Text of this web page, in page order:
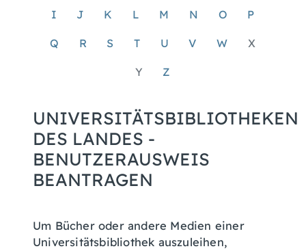
I J K L M N O P
Q R S T U V W X
Y Z
UNIVERSITÄTSBIBLIOTHEKEN
DES LANDES -
BENUTZERAUSWEIS
BEANTRAGEN
Um Bücher oder andere Medien einer
Universitätsbibliothek auszuleihen,